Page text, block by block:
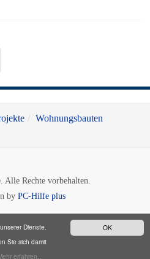
OK
Dienste.
Sie sich damit
erfahren...
Wohnungsbauten
Alle Rechte vorbehalten.
by PC-Hilfe plus